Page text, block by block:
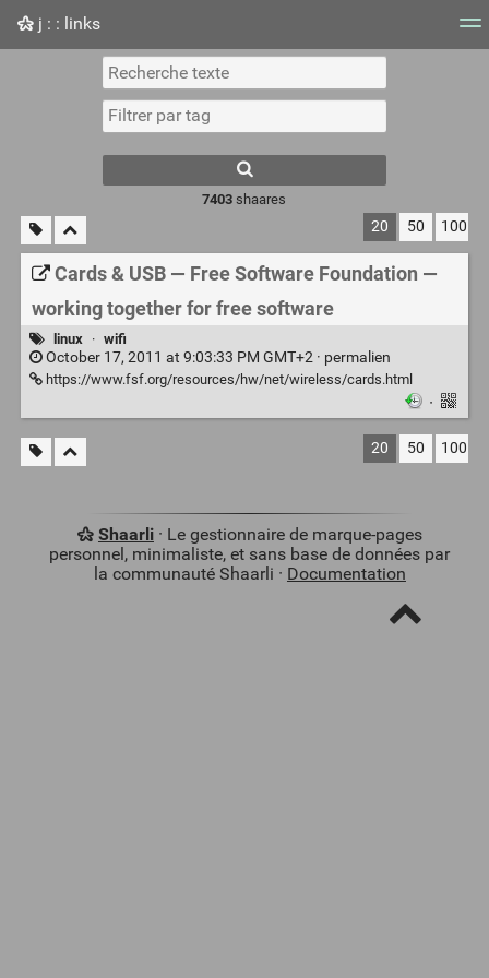
j : : links
Nuage de tags Mur d'images
7403 shaares
20 50 100
Cards & USB — Free Software Foundation —
working together for free software
linux · wifi
October 17, 2011 at 9:03:33 PM GMT+2 · permalien
https://www.fsf.org/resources/hw/net/wireless/cards.html
·
20 50 100
Shaarli· Le gestionnaire de marque-pages
personnel, minimaliste, et sans base de données par
la communauté Shaarli · Documentation